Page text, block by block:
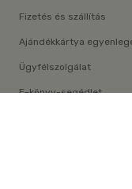
Fizetés és szállítás
Ajándékkártya
Ügyfélszolgálat
E-könyv-segédlet